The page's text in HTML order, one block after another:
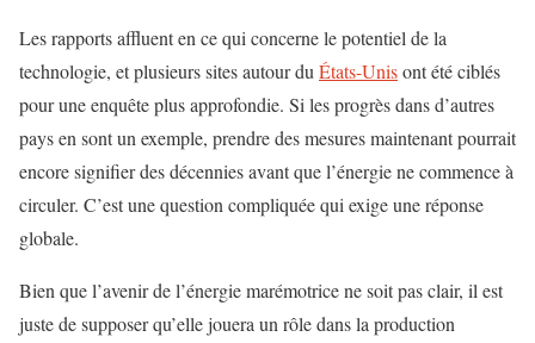
Les rapports affluent en ce qui concerne le potentiel de la
technologie, et plusieurs sites autour duÉtats-Unisont été ciblés
pour une enquête plus approfondie. Si les progrès dans d’autres
pays en sont un exemple, prendre des mesures maintenant pourrait
encore signifier des décennies avant que l’énergie ne commence à
circuler. C’est une question compliquée qui exige une réponse
globale.
Bien que l’avenir de l’énergie marémotrice ne soit pas clair, il est
juste de supposer qu’elle jouera un rôle dans la production